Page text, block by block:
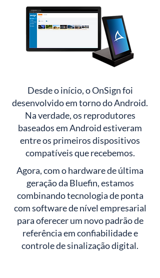
Desde o início, o OnSign foi
desenvolvido em torno do Android.
Na verdade, os reprodutores
baseados em Android estiveram
entre os primeiros dispositivos
compatíveis que recebemos.
Agora, com o hardware de última
geração da Bluefin, estamos
combinando tecnologia de ponta
com software de nível empresarial
para oferecer um novo padrão de
referência em confiabilidade e
controle de sinalização digital.